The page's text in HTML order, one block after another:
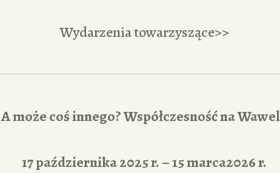
Wydarzenia towarzyszące>>
A może coś innego? Współczesność na
17 października 2025 r. – 15 marca2026 r.